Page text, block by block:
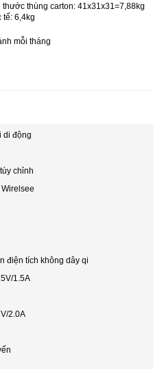
thước thùng carton: 41x31x31=7,88kg
6,4kg
mỗi tháng
di động
chỉnh
điện tích không dây qi
1.5A
2.0A